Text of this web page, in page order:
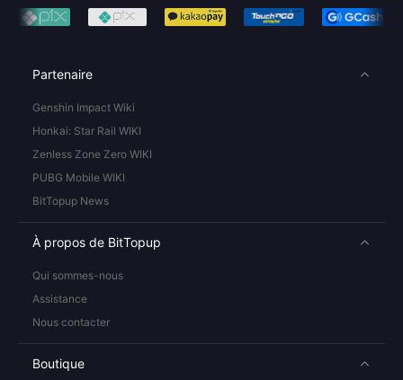
Partenaire
Genshin Impact Wiki
Honkai: Star Rail WIKI
Zenless Zone Zero WIKI
PUBG Mobile WIKI
BitTopup News
À propos de BitTopup
Qui sommes-nous
Assistance
Nous contacter
Boutique